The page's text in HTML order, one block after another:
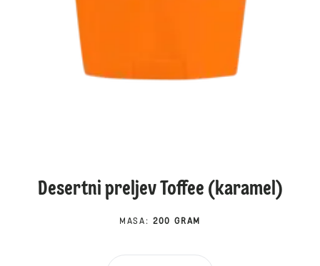
Desertni preljev Toffee (karamel)
MASA : 200 GRAM